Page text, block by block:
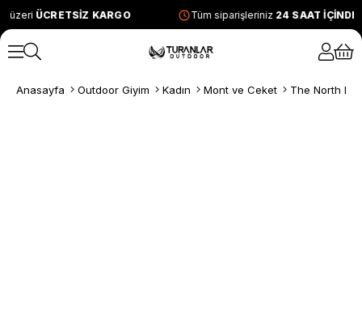
üzeri ÜCRETSİZ KARGO Tüm siparişleriniz 24 SAAT İÇİNDE
Anasayfa Outdoor Giyim Kadın Mont ve Ceket